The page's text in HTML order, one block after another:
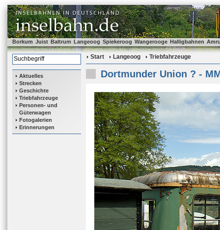
Borkum Juist Baltrum Langeoog Spiekeroog Wangerooge Halligbahnen
Aktuelles
Strecken
Geschichte
Triebfahrzeuge
Personen- und
Güterwagen
Fotogalerien
Erinnerungen
Start Langeoog Triebfahrzeuge
Dortmunder Union ? -